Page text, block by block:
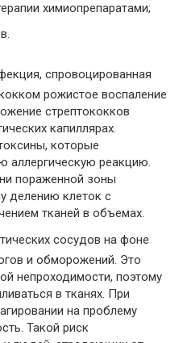
химиопрепаратами;
спровоцированная
рожистое воспаление
стрептококков
капиллярах.
которые
аллергическую реакцию.
пораженной зоны
делению клеток с
тканей в объемах.
сосудов на фоне
и обморожений. Это
непроходимости, поэтому
в тканях. При
на проблему
Такой риск